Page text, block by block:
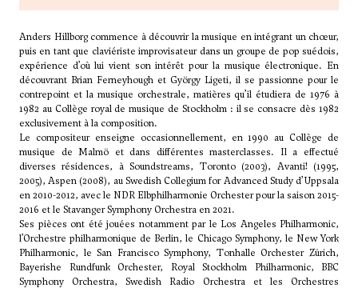
Anders Hillborg commence à découvrir la musique en intégrant un chœur,
puis en tant que claviériste improvisateur dans un groupe de pop suédois,
expérience d’où lui vient son intérêt pour la musique électronique. En
découvrant Brian Ferneyhough et György Ligeti, il se passionne pour le
contrepoint et la musique orchestrale, matières qu’il étudiera de 1976 à
1982 au Collège royal de musique de Stockholm : il se consacre dès 1982
exclusivement à la composition.
Le compositeur enseigne occasionnellement, en 1990 au Collège de
musique de Malmö et dans différentes masterclasses. Il a effectué
diverses résidences, à Soundstreams, Toronto (2003), Avanti! (1995,
2005), Aspen (2008), au Swedish Collegium for Advanced Study d’Uppsala
en 2010-2012, avec le NDR Elbphilharmonie Orchester pour la saison 2015-
2016 et le Stavanger Symphony Orchestra en 2021.
Ses pièces ont été jouées notamment par le Los Angeles Philharmonic,
l’Orchestre philharmonique de Berlin, le Chicago Symphony, le New York
Philharmonic, le San Francisco Symphony, Tonhalle Orchester Zürich,
Bayerishe Rundfunk Orchester, Royal Stockholm Philharmonic, BBC
Symphony Orchestra, Swedish Radio Orchestra et les Orchestres